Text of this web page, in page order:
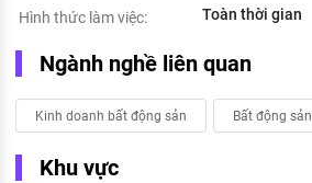
Hình thức làm việc:
Toàn thời gian
Ngành nghề liên quan
Kinh doanh bất động sản Bất động sản
Khu vực